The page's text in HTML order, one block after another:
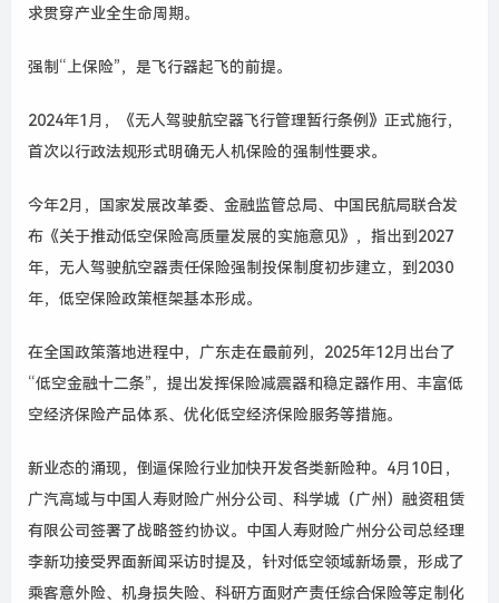
求贯穿产业全生命周期。
强制“上保险”，是飞行器起飞的前提。
2024年1 月，《无人驾驶航空器飞行管理暂行条例》正式施行，
首次以行政法规形式明确无人机保险的强制性要求。
今年2月，国家发展改革委、金融监管总局、中国民航局联合发
布《关于推动低空保险高质量发展的实施意见》，指出到 2027
年，无人驾驶航空器责任保险强制投保制度初步建立，到 2030
年，低空保险政策框架基本形成。
在全国政策落地进程中，广东走在最前列， 2025年12月出台了
“低空金融十二条”，提出发挥保险减震器和稳定器作用、丰富低
空经济保险产品体系、优化低空经济保险服务等措施。
新业态的涌现，倒逼保险行业加快开发各类新险种。 4月 10日，
广汽高域与中国人寿财险广州分公司、科学城（广州）融资租赁
有限公司签署了战略签约协议。中国人寿财险广州分公司总经理
李新功接受界面新闻采访时提及，针对低空领域新场景，形成了
乘客意外险、机身损失险、科研方面财产责任综合保险等定制化